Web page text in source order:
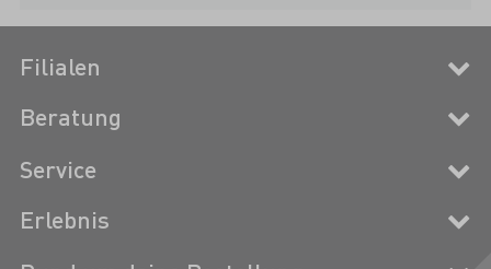
Filialen
Beratung
Service
Erlebnis